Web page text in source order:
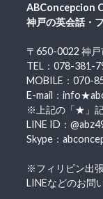
ABConcepcion
神戸の英会話・
〒650-0022 神
TEL：078-381-
MOBILE：070-
E-mail：
※上記の「★」記
LINE ID：
Skype：
※フィリピン出
LINEなどのお問